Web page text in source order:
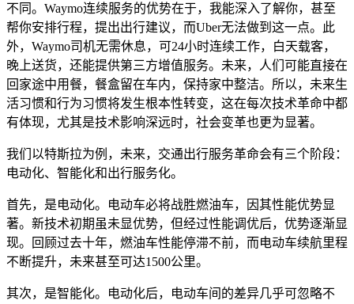
不同。Waymo连续服务的优势在于，我能深入了解你，甚至
帮你安排行程，提出出行建议，而Uber无法做到这一点。此
外，Waymo司机无需休息，可24小时连续工作，白天载客，
晚上送货，还能提供第三方增值服务。未来，人们可能直接在
回家途中用餐，餐盒留在车内，保持家中整洁。所以，未来生
活习惯和行为习惯将发生根本性转变，这在每次技术革命中都
有体现，尤其是技术影响深远时，社会变革也更为显著。
我们以特斯拉为例，未来，交通出行服务革命会有三个阶段：
电动化、智能化和出行服务化。
首先，是电动化。电动车必将战胜燃油车，因其性能优势显
著。新技术初期虽未显优势，但经过性能调优后，优势逐渐显
现。回顾过去十年，燃油车性能停滞不前，而电动车续航里程
不断提升，未来甚至可达1500公里。
其次，是智能化。电动化后，电动车间的差异几乎可忽略不